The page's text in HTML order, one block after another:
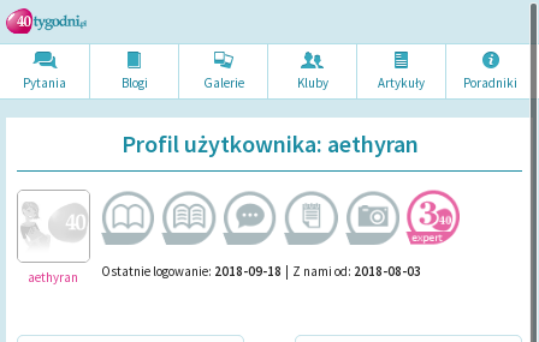
Pytania Blogi Galerie Kluby Artykuły Poradniki
Profil użytkownika: aethyran
aethyran Ostatnie logowanie: 2018-09-18 | Z nami od: 2018-08-03